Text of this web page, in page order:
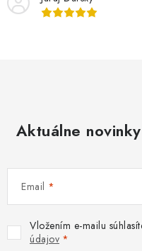
Aktuálne
Email
Vložením e-mailu
údajov